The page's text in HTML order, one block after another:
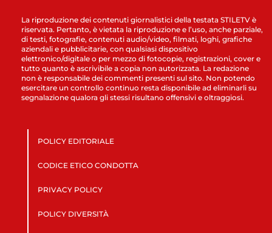
La riproduzione dei contenuti giornalistici della testata STILETV è
riservata. Pertanto, è vietata la riproduzione e l’uso, anche parziale,
di testi, fotografie, contenuti audio/video, filmati, loghi, grafiche
aziendali e pubblicitarie, con qualsiasi dispositivo
elettronico/digitale o per mezzo di fotocopie, registrazioni, cover e
tutto quanto è ascrivibile a copia non autorizzata. La redazione
non è responsabile dei commenti presenti sul sito. Non potendo
esercitare un controllo continuo resta disponibile ad eliminarli su
segnalazione qualora gli stessi risultano offensivi e oltraggiosi.
POLICY EDITORIALE
CODICE ETICO CONDOTTA
PRIVACY POLICY
POLICY DIVERSITÀ